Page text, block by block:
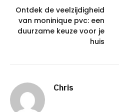
Ontdek de veelzijdigheid
van moninique pvc: een
duurzame keuze voor je
huis
Chris